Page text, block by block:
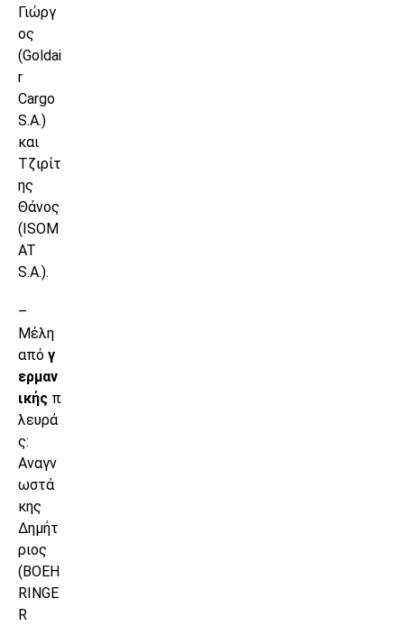
Γιώργ
ος
(Goldai
r
Cargo
S.A.)
και
Τζιρίτ
ης
Θάνος
(ISOM
AT
S.A.).
–
Μέλη
από γ
ερμαν
ικής π
λευρά
ς:
Αναγν
ωστά
κης
Δημήτ
ριος
(BOEH
RINGE
R